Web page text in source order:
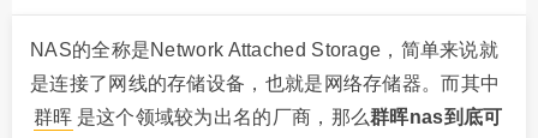
NAS的全称是Network Attached Storage，简单来说就
是连接了网线的存储设备，也就是网络存储器。而其中
群晖 是这个领域较为出名的厂商，那么群晖nas到底可